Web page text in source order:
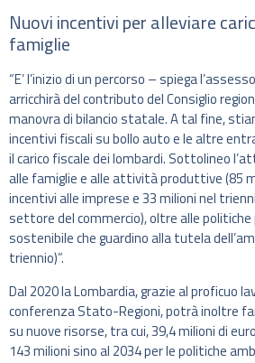
Nuovi incentivi per alleviare
famiglie
“E’ l’inizio di un percorso – spiega
arricchirà del contributo del Consiglio
manovra di bilancio statale. A tal fine,
incentivi fiscali su bollo auto e le altre
il carico fiscale dei lombardi. Sottolineo
alle famiglie e alle attività produttive (85
incentivi alle imprese e 33 milioni nel
settore del commercio), oltre alle politiche
sostenibile che guardino alla tutela
triennio)”.
Dal 2020 la Lombardia, grazie al proficuo
conferenza Stato-Regioni, potrà inoltre
su nuove risorse, tra cui, 39,4 milioni di
143 milioni sino al 2034 per le politiche